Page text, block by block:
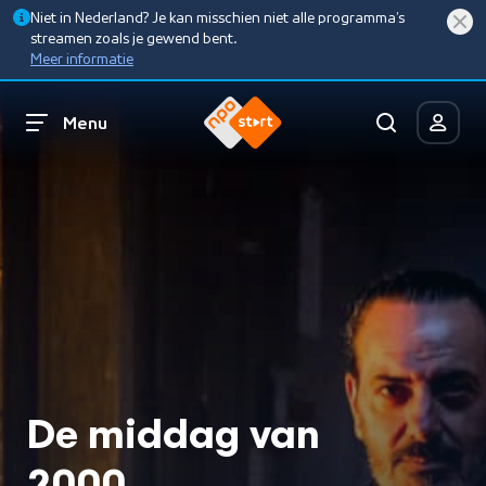
Niet in Nederland? Je kan misschien niet alle programma’s
streamen zoals je gewend bent.
Meer informatie
Menu
De middag van